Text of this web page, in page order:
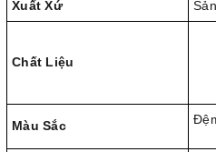
Xuất Xứ
Chất Liệu
Màu Sắc